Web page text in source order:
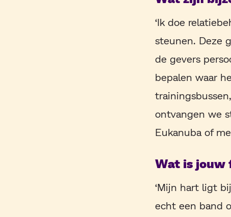
‘Ik doe
steunen. Deze
de gevers
bepalen waar
ontvangen we
Eukanuba of
Wat is jouw
‘Mijn hart ligt
echt een band